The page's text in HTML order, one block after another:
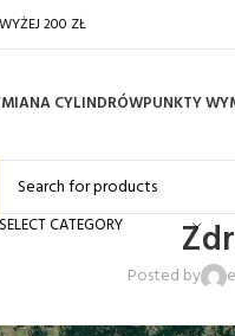
200 ZŁ
CYLINDRÓWPUNKTY
SELECT CATEGORY
Posted by